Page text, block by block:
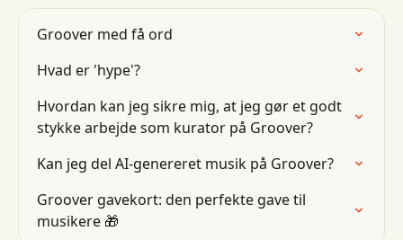
Groover med få ord
Hvad er 'hype'?
Hvordan kan jeg sikre mig, at jeg gør et godt
stykke arbejde som kurator på Groover?
Kan jeg del AI-genereret musik på Groover?
Groover gavekort: den perfekte gave til
musikere 🎁